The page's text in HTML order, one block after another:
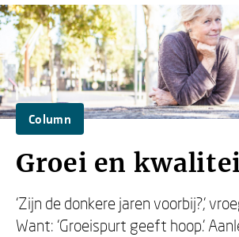
Column
Groei en
‘Zijn de donkere jaren voorbij?,’
Want: ‘Groeispurt geeft hoop.’